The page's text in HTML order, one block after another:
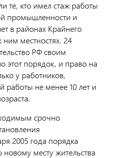
те, кто имел стаж работы
промышленности и
в районах Крайнего
местностях. 24
РФ своим
этот порядок, и право на
у работников,
не менее 10 лет и
срочно
2005 года порядка
месту жительства